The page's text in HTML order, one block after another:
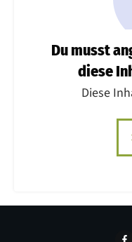
Du musst
diese
Diese